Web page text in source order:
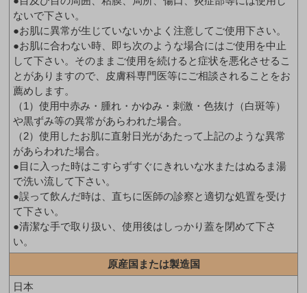
ないで下さい。
●お肌に異常が生じていないかよく注意してご使用下さい。
●お肌に合わない時、即ち次のような場合にはご使用を中止
して下さい。そのままご使用を続けると症状を悪化させるこ
とがありますので、皮膚科専門医等にご相談されることをお
薦めします。
（1）使用中赤み・腫れ・かゆみ・刺激・色抜け（白斑等）
や黒ずみ等の異常があらわれた場合。
（2）使用したお肌に直射日光があたって上記のような異常
があらわれた場合。
●目に入った時はこすらずすぐにきれいな水またはぬるま湯
で洗い流して下さい。
●誤って飲んだ時は、直ちに医師の診察と適切な処置を受け
て下さい。
●清潔な手で取り扱い、使用後はしっかり蓋を閉めて下さ
い。
原産国または製造国
日本